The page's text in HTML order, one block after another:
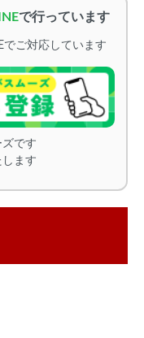
で行っています
ご対応しています
です
ます